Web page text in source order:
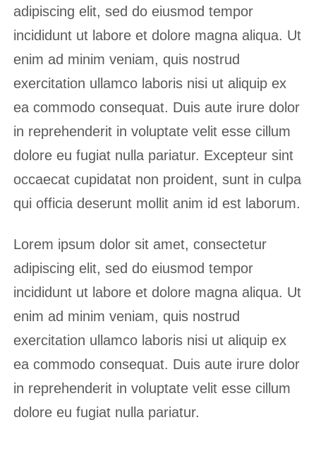
adipiscing elit, sed do eiusmod tempor
incididunt ut labore et dolore magna aliqua. Ut
enim ad minim veniam, quis nostrud
exercitation ullamco laboris nisi ut aliquip ex
ea commodo consequat. Duis aute irure dolor
in reprehenderit in voluptate velit esse cillum
dolore eu fugiat nulla pariatur. Excepteur sint
occaecat cupidatat non proident, sunt in culpa
qui officia deserunt mollit anim id est laborum.
Lorem ipsum dolor sit amet, consectetur
adipiscing elit, sed do eiusmod tempor
incididunt ut labore et dolore magna aliqua. Ut
enim ad minim veniam, quis nostrud
exercitation ullamco laboris nisi ut aliquip ex
ea commodo consequat. Duis aute irure dolor
in reprehenderit in voluptate velit esse cillum
dolore eu fugiat nulla pariatur.